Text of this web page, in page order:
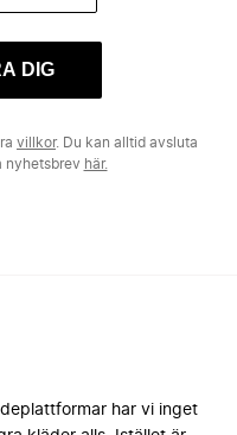
DIG
villkor. Du kan alltid avsluta
nyhetsbrev här.
har vi inget